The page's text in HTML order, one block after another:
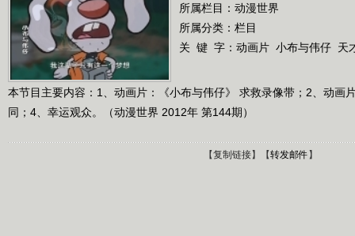
所属栏目： 动漫世界
所属分类：栏目
关 键 字： 动画片 小布与伟仔 天
本节目主要内容：1、动画片：《小布与伟仔》 求救录像带；2、动画
同；4、幸运观众。（动漫世界 2012年 第144期）
【复制链接】【转发邮件】